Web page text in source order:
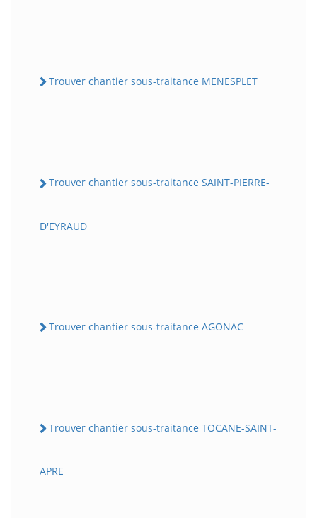
Trouver chantier sous-traitance MENESPLET
Trouver chantier sous-traitance SAINT-PIERRE-
D'EYRAUD
Trouver chantier sous-traitance AGONAC
Trouver chantier sous-traitance TOCANE-SAINT-
APRE